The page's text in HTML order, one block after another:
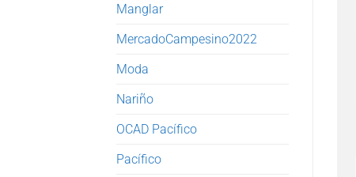
Manglar
MercadoCampesino2022
Moda
Nariño
OCAD Pacífico
Pacífico